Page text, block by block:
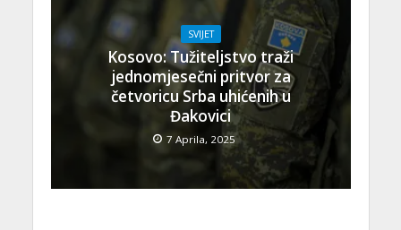
SVIJET
Kosovo: Tužiteljstvo traži
jednomjesečni pritvor za
četvoricu Srba uhićenih u
Đakovici
7 Aprila, 2025